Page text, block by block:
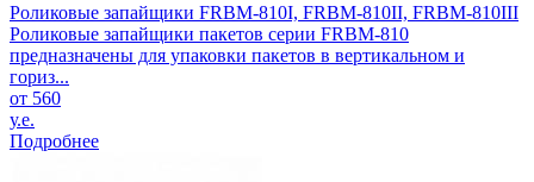
Роликовые запайщики FRBM-810I, FRBM-810II, FRBM-810III
Роликовые запайщики пакетов серии FRBM-810
предназначены для упаковки пакетов в вертикальном и
гориз...
от 560
у.е.
Подробнее